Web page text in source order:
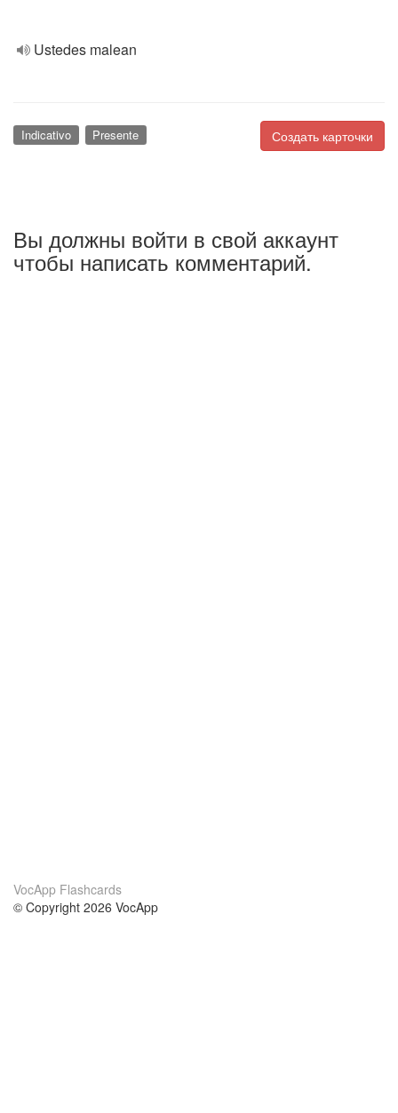
Ustedes malean
Создать карточки
Indicativo Presente
Вы должны войти в свой аккаунт
чтобы написать комментарий.
VocApp Flashcards
© Copyright 2026 VocApp